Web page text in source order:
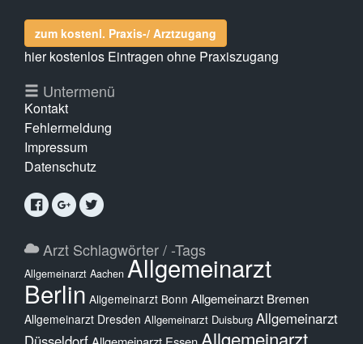
zum kostenl. Praxis-/ Arztzugang
hier kostenlos Eintragen ohne Praxiszugang
Untermenü
Kontakt
Fehlermeldung
Impressum
Datenschutz
Arzt Schlagwörter / -Tags
Allgemeinarzt Aachen Allgemeinarzt
Berlin Allgemeinarzt Bonn Allgemeinarzt Bremen
Allgemeinarzt Dresden Allgemeinarzt Duisburg Allgemeinarzt
Allgemeinarzt